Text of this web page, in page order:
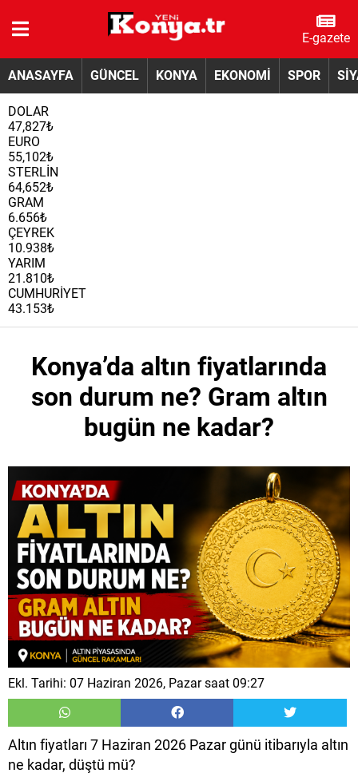
E-gazete
ANASAYFA GÜNCEL KONYA EKONOMİ SPOR
DOLAR
47,827₺
EURO
55,102₺
STERLİN
64,652₺
GRAM
6.656₺
ÇEYREK
10.938₺
YARIM
21.810₺
CUMHURİYET
43.153₺
Konya’da altın fiyatlarında
son durum ne? Gram altın
bugün ne kadar?
Ekl. Tarihi: 07 Haziran 2026, Pazar saat 09:27
Altın fiyatları 7 Haziran 2026 Pazar günü itibarıyla altın
ne kadar, düştü mü?